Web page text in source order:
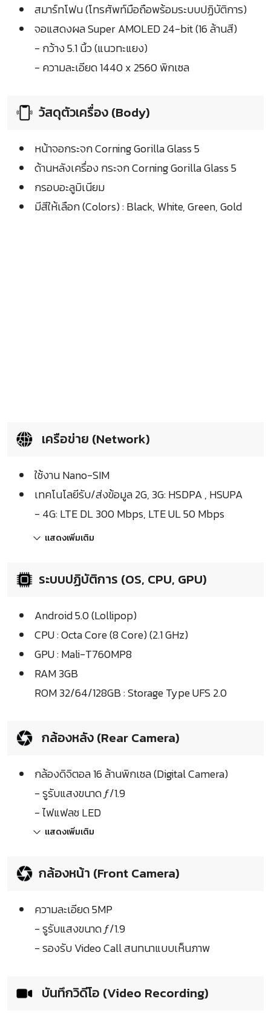
สมาร์ทโฟน (โทรศัพท์มือถือพร้อมระบบปฏิบัติการ)
จอแสดงผล Super AMOLED 24-bit (16 ล้านสี)
- กว้าง 5.1 นิ้ว (แนวทะแยง)
- ความละเอียด 1440 x 2560 พิกเซล
วัสดุตัวเครื่อง (Body)
หน้าจอกระจก Corning Gorilla Glass 5
ด้านหลังเครื่อง กระจก Corning Gorilla Glass 5
กรอบอะลูมิเนียม
มีสีให้เลือก (Colors) : Black, White, Green, Gold
เครือข่าย (Network)
ใช้งาน Nano-SIM
เทคโนโลยีรับ/ส่งข้อมูล 2G, 3G: HSDPA , HSUPA
- 4G: LTE DL 300 Mbps, LTE UL 50 Mbps
แสดงเพิ่มเติม
ระบบปฏิบัติการ (OS, CPU, GPU)
Android 5.0 (Lollipop)
CPU : Octa Core (8 Core) (2.1 GHz)
GPU : Mali-T760MP8
RAM 3GB
ROM 32/64/128GB : Storage Type UFS 2.0
กล้องหลัง (Rear Camera)
กล้องดิจิตอล 16 ล้านพิกเซล (Digital Camera)
- รูรับแสงขนาด ƒ/1.9
- ไฟแฟลช LED
แสดงเพิ่มเติม
กล้องหน้า (Front Camera)
ความละเอียด 5MP
- รูรับแสงขนาด ƒ/1.9
- รองรับ Video Call สนทนาแบบเห็นภาพ
บันทึกวิดีโอ (Video Recording)